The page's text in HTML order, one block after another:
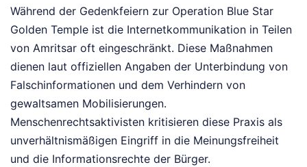
Während der Gedenkfeiern zur Operation Blue Star
Golden Temple ist die Internetkommunikation in Teilen
von Amritsar oft eingeschränkt. Diese Maßnahmen
dienen laut offiziellen Angaben der Unterbindung von
Falschinformationen und dem Verhindern von
gewaltsamen Mobilisierungen.
Menschenrechtsaktivisten kritisieren diese Praxis als
unverhältnismäßigen Eingriff in die Meinungsfreiheit
und die Informationsrechte der Bürger.